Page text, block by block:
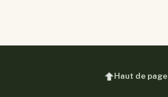
Haut de page